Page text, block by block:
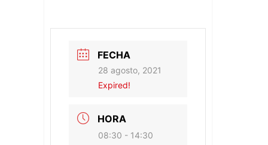
FECHA
28 agosto, 2021
Expired!
HORA
08:30 - 14:30